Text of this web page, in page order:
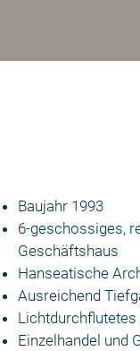
Baujahr 1993
6-geschossiges,
Geschäftshaus
Hanseatische
Ausreichend
Einzelhandel und